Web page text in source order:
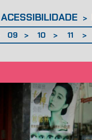
ACESSIBILIDADE >
09 > 10 > 11 >